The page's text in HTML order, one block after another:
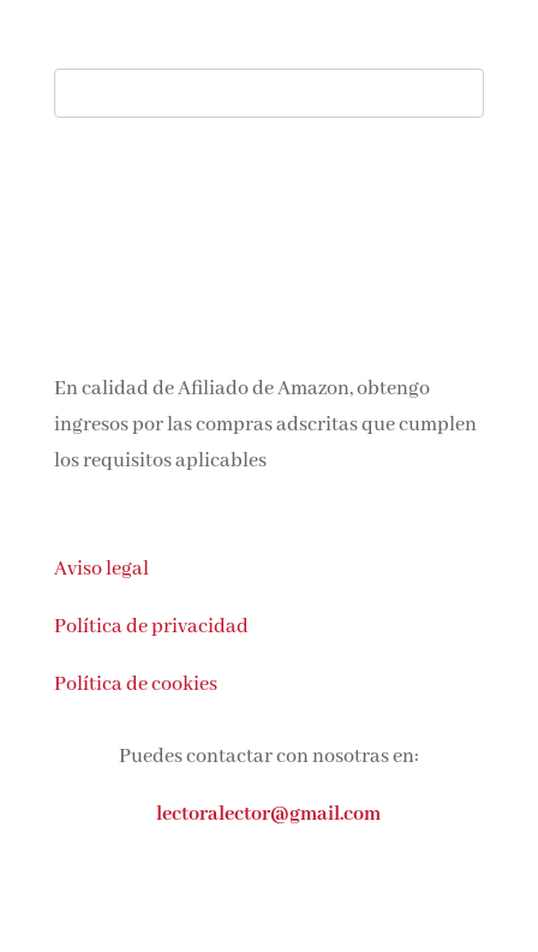
En calidad de Afiliado de Amazon, obtengo
ingresos por las compras adscritas que cumplen
los requisitos aplicables
Aviso legal
Política de privacidad
Política de cookies
Puedes contactar con nosotras en:
lectoralector@gmail.com